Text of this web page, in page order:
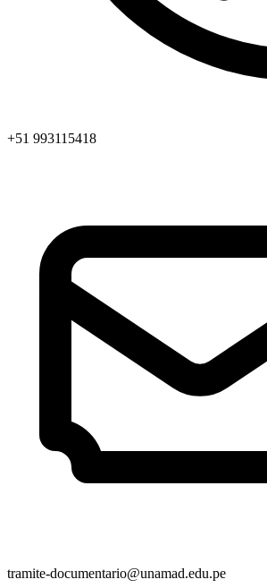
+51 993115418
tramite-documentario@unamad.edu.pe